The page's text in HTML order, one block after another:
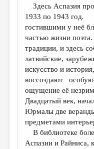
ИЗБРАННОЕ
ДАЙДЖЕСТ
ПРОИЗВЕДЕНИЯ
ПЕРЕВОДЫ
КОНКУРСЫ
ДЕТСКАЯ КОМНАТА
КНИЖНАЯ ПОЛКА
ОБЗОР ЛИТЕРАТУРЫ
Здесь Аспазия
1933 по 1943 год.
гостившими у неё
частью жизни
традиции, и здесь
латвийские,
искусство и
воссоздают
ощущение её
Двадцатый век,
Юрмалы две
предметами
В библиотеке
Аспазии и Райниса,